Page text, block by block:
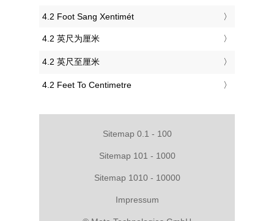
‎4.2 Foot Sang Xentimét
‎4.2 英尺为厘米
‎4.2 英尺至厘米
‎4.2 Feet To Centimetre
Sitemap 0.1 - 100
Sitemap 101 - 1000
Sitemap 1010 - 10000
Impressum